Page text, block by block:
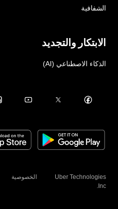
الشفافية
الابتكار والتجديد
الذكاء الاصطناعي (AI)
Uber Technologies
Inc.
الخصوصية